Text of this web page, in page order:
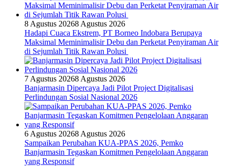
8 Agustus 20268 Agustus 2026
Hadapi Cuaca Ekstrem, PT Borneo Indobara Berupaya
Maksimal Meminimalisir Debu dan Perketat Penyiraman Air
di Sejumlah Titik Rawan Polusi
7 Agustus 20268 Agustus 2026
Banjarmasin Dipercaya Jadi Pilot Project Digitalisasi
Perlindungan Sosial Nasional 2026
6 Agustus 20268 Agustus 2026
Sampaikan Perubahan KUA-PPAS 2026, Pemko
Banjarmasin Tegaskan Komitmen Pengelolaan Anggaran
yang Responsif